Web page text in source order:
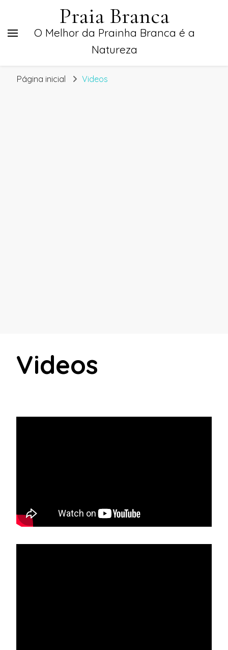
Praia Branca
O Melhor da Prainha Branca é a
Natureza
Página inicial Videos
Videos